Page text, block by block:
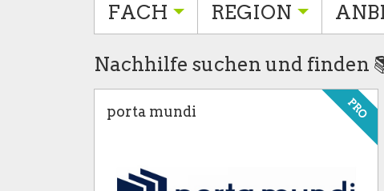
FACH REGION
Nachhilfe suchen und finden
PRO
porta mundi